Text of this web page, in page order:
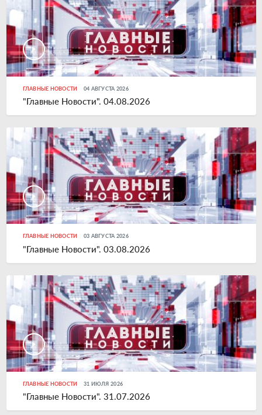
ГЛАВНЫЕ НОВОСТИ 04 АВГУСТА 2026
"Главные Новости". 04.08.2026
ГЛАВНЫЕ НОВОСТИ 03 АВГУСТА 2026
"Главные Новости". 03.08.2026
ГЛАВНЫЕ НОВОСТИ 31 ИЮЛЯ 2026
"Главные Новости". 31.07.2026